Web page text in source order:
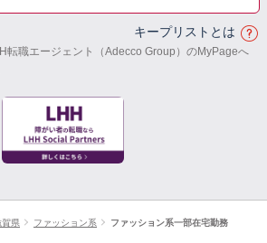
キープリストとは
転職エージェント（Adecco Group）のMyPageへ
賀県 ファッション系 ファッション系一部在宅勤務